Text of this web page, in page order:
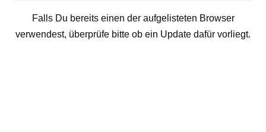
Falls Du bereits einen der aufgelisteten Browser
verwendest, überprüfe bitte ob ein Update dafür vorliegt.